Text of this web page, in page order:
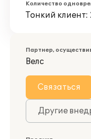
Количество
Тонкий клиент:
Партнер,
Велс
Связаться
Другие